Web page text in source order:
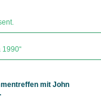
mit John